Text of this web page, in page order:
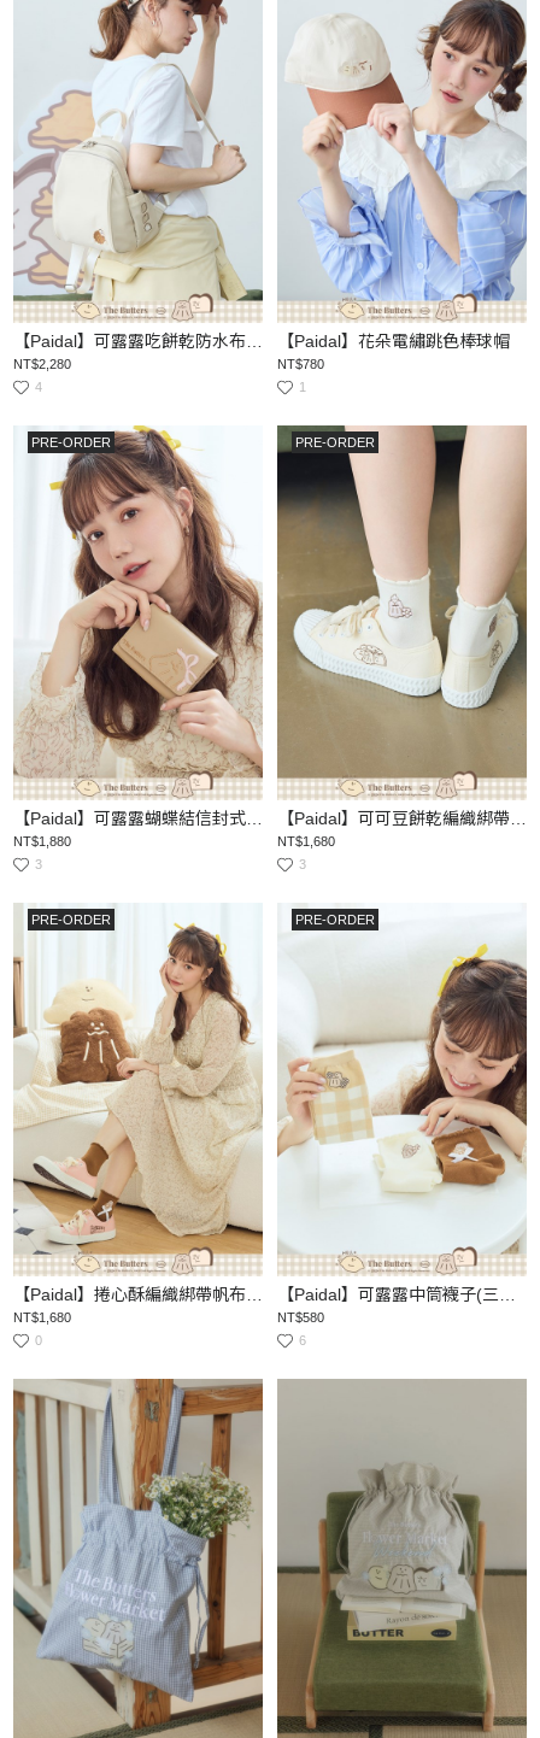
【Paidal】可露露吃餅乾防水布淑女後背包
NT$2,280
4
【Paidal】花朵電繡跳色棒球帽
NT$780
1
PRE-ORDER
NT$1,880
3
PRE-ORDER
NT$1,680
3
PRE-ORDER
【Paidal】捲心酥編織綁帶帆布餅乾鞋
NT$1,680
0
PRE-ORDER
【Paidal】可露露中筒襪子(三入組)
NT$580
6